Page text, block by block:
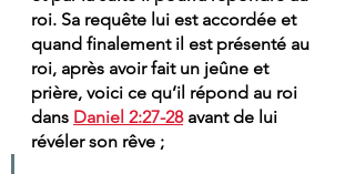
roi. Sa requête lui est accordée et
quand finalement il est présenté au
roi, après avoir fait un jeûne et
prière, voici ce qu’il répond au roi
dans Daniel 2:27-28 avant de lui
révéler son rêve ;